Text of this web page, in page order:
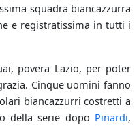
squadra biancazzurra
e registratissima in tutti i
povera Lazio, per poter
Cinque uomini fanno
biancazzurri costretti a
della serie dopo Pinardi,